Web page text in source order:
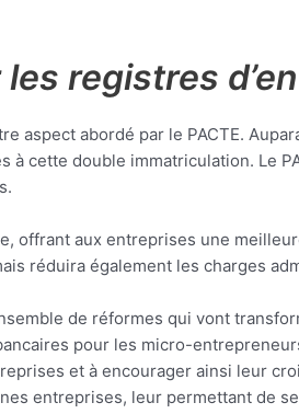
registres
aspect abordé par le PACTE.
double immatriculation. Le
aux entreprises une
réduira également les charges
de réformes qui vont
pour les micro-
et à encourager ainsi leur
entreprises, leur permettant de